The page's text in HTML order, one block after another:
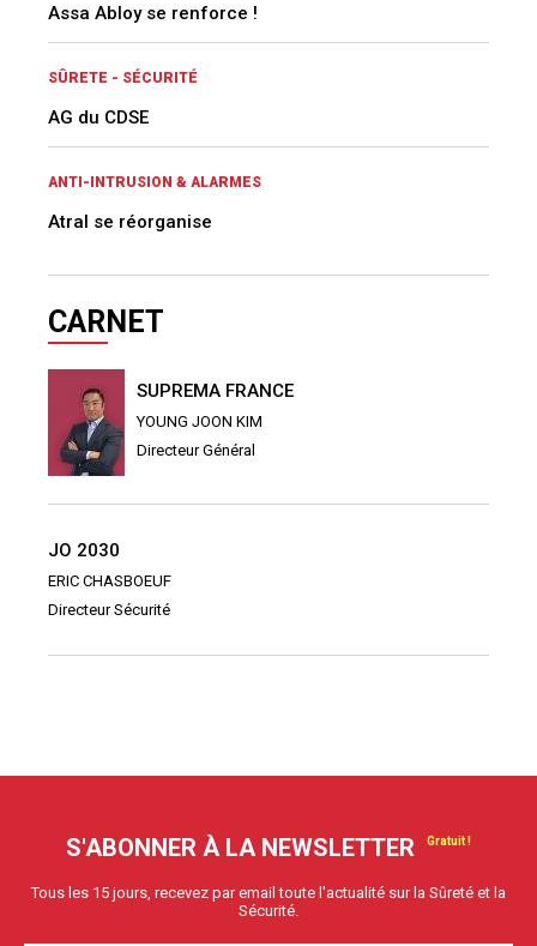
Assa Abloy se renforce !
SÛRETE - SÉCURITÉ
AG du CDSE
ANTI-INTRUSION & ALARMES
Atral se réorganise
CARNET
SUPREMA FRANCE
YOUNG JOON KIM
Directeur Général
JO 2030
ERIC CHASBOEUF
Directeur Sécurité
S'ABONNER À LA NEWSLETTER
Tous les 15 jours, recevez par email toute l'actualité sur la Sûreté et la
Sécurité.